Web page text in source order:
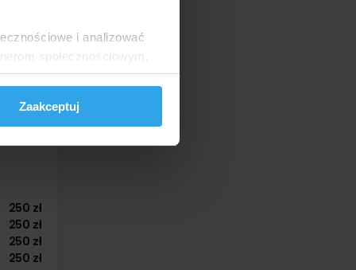
i analizować
społecznościowym,
od Ciebie lub
Zaakceptuj
280 zł
250 zł
250 zł
250 zł
250 zł